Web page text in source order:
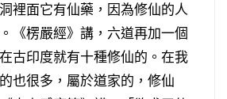
裡面它有仙藥，因為修仙的人
《楞嚴經》講，六道再加一個
古印度就有十種修仙的。在我
也很多，屬於道家的，修仙